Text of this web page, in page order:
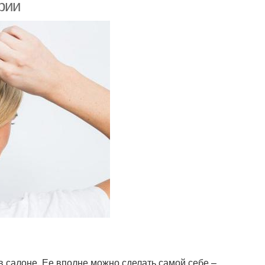
Волосы для
образа
волосы
волосы